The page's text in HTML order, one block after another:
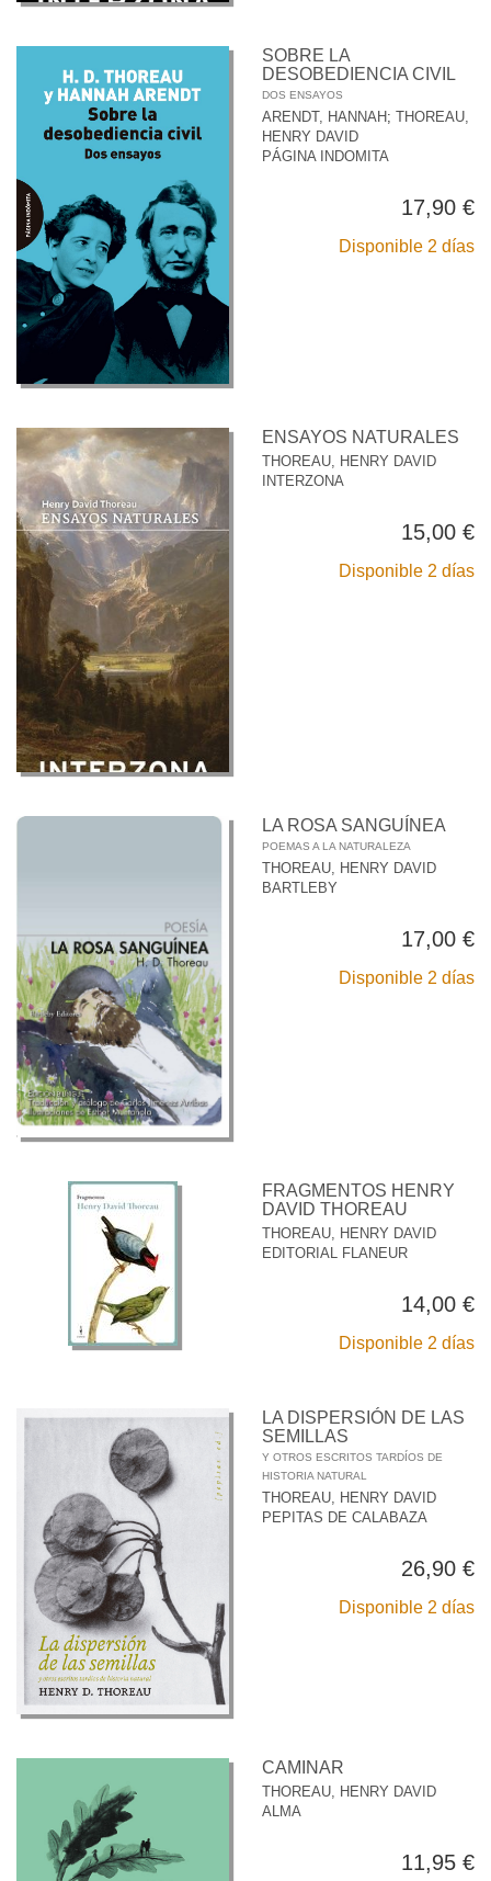
SOBRE LA
DESOBEDIENCIA CIVIL
DOS ENSAYOS
ARENDT, HANNAH ; THOREAU,
HENRY DAVID
PÁGINA INDOMITA
17,90 €
Disponible 2 días
ENSAYOS NATURALES
THOREAU, HENRY DAVID
INTERZONA
15,00 €
Disponible 2 días
LA ROSA SANGUÍNEA
POEMAS A LA NATURALEZA
THOREAU, HENRY DAVID
BARTLEBY
17,00 €
Disponible 2 días
FRAGMENTOS HENRY
DAVID THOREAU
THOREAU, HENRY DAVID
EDITORIAL FLANEUR
14,00 €
Disponible 2 días
LA DISPERSIÓN DE LAS
SEMILLAS
Y OTROS ESCRITOS TARDÍOS DE
HISTORIA NATURAL
THOREAU, HENRY DAVID
PEPITAS DE CALABAZA
26,90 €
Disponible 2 días
CAMINAR
THOREAU, HENRY DAVID
ALMA
11,95 €